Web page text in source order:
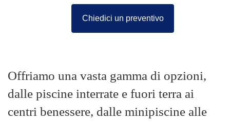
Chiedici un preventivo
Offriamo una vasta gamma di opzioni,
dalle piscine interrate e fuori terra ai
centri benessere, dalle minipiscine alle